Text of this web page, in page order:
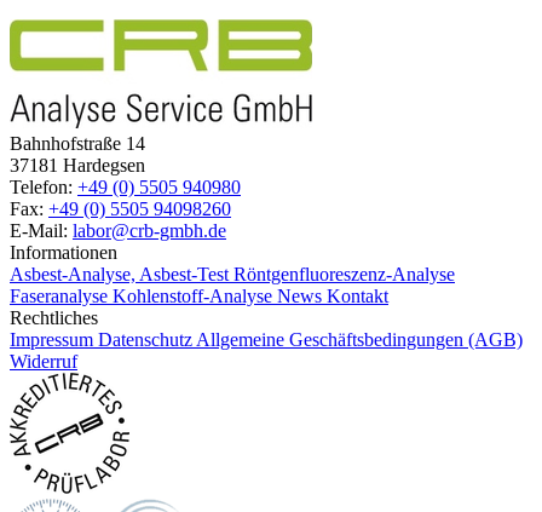
Bahnhofstraße 14
37181 Hardegsen
Telefon: +49 (0) 5505 940980
Fax: +49 (0) 5505 94098260
E-Mail: labor@crb-gmbh.de
Informationen
Asbest-Analyse, Asbest-Test Röntgenfluoreszenz-Analyse
Faseranalyse Kohlenstoff-Analyse News Kontakt
Rechtliches
Impressum Datenschutz Allgemeine Geschäftsbedingungen (AGB)
Widerruf